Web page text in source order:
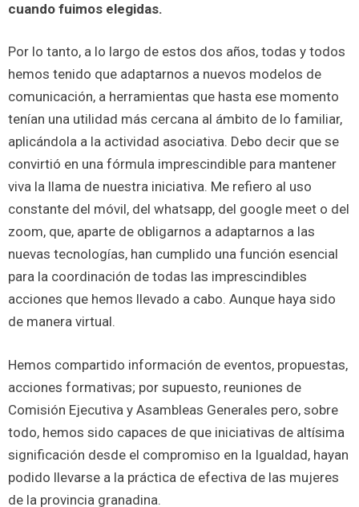
cuando fuimos elegidas.
Por lo tanto, a lo largo de estos dos años, todas y todos
hemos tenido que adaptarnos a nuevos modelos de
comunicación, a herramientas que hasta ese momento
tenían una utilidad más cercana al ámbito de lo familiar,
aplicándola a la actividad asociativa. Debo decir que se
convirtió en una fórmula imprescindible para mantener
viva la llama de nuestra iniciativa. Me refiero al uso
constante del móvil, del whatsapp, del google meet o del
zoom, que, aparte de obligarnos a adaptarnos a las
nuevas tecnologías, han cumplido una función esencial
para la coordinación de todas las imprescindibles
acciones que hemos llevado a cabo. Aunque haya sido
de manera virtual.
Hemos compartido información de eventos, propuestas,
acciones formativas; por supuesto, reuniones de
Comisión Ejecutiva y Asambleas Generales pero, sobre
todo, hemos sido capaces de que iniciativas de altísima
significación desde el compromiso en la Igualdad, hayan
podido llevarse a la práctica de efectiva de las mujeres
de la provincia granadina.